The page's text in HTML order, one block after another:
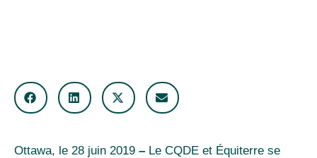
Ottawa, le 28 juin 2019 – Le CQDE et Équiterre se